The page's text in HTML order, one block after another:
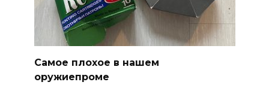
Самое плохое в нашем
оружиепроме